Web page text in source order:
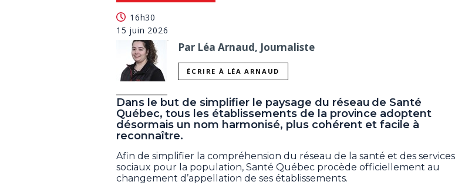
16h30
15 juin 2026
Par Léa Arnaud, Journaliste
ÉCRIRE À LÉA ARNAUD
Dans le but de simplifier le paysage du réseau de Santé
Québec, tous les établissements de la province adoptent
désormais un nom harmonisé, plus cohérent et facile à
reconnaître.
Afin de simplifier la compréhension du réseau de la santé et des services
sociaux pour la population, Santé Québec procède officiellement au
changement d’appellation de ses établissements.